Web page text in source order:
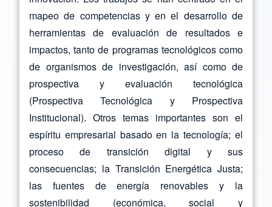
mapeo de competencias y en el desarrollo de
herramientas de evaluación de resultados e
impactos, tanto de programas tecnológicos como
de organismos de investigación, así como de
prospectiva y evaluación tecnológica
(Prospectiva Tecnológica y Prospectiva
Institucional). Otros temas importantes son el
espíritu empresarial basado en la tecnología; el
proceso de transición digital y sus
consecuencias; la Transición Energética Justa;
las fuentes de energía renovables y la
sostenibilidad (económica, social y